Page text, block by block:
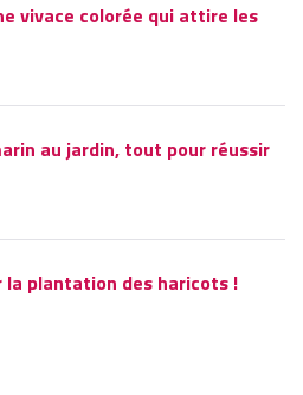
vivace colorée qui attire les
au jardin, tout pour réussir
la plantation des haricots !